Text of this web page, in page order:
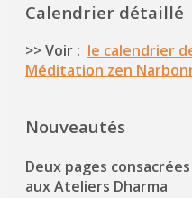
Calendrier détaillé
>> Voir : le calendrier
Méditation zen
Nouveautés
Deux pages
aux Ateliers Dharma